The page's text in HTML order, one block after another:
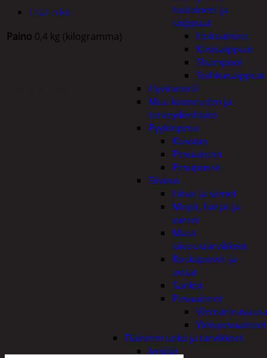
hoitaineet ja
saippuat
Hoitoaineet
Käsisaippuat
Shampoot
Suihkusaippuat
Hyvinvointi
Muu kauneuden ja
terveydenhoito
Pyykinpesu
Kuivaus
Pesuaineet
Pesupussit
Siivous
Liinat ja sienet
Mopit, harjat ja
varret
Muut
siivoustarvikkeet
Roskapussit ja -
astiat
Sankot
Pesuaineet
Yleispesuaineet
Eläintenruoka ja tarvikkeet
Jyrsijät
Lisätiedot
Paino 0,4 kg (kilogramma)